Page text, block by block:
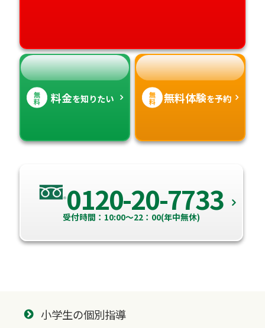
無
料 料金を知りたい 無
料 無料体験を予約
0120-20-7733
受付時間：10:00～22：00(年中無休)
小学生の個別指導